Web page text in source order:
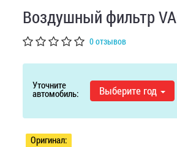
Воздушный фильтр
0 отзывов
Уточните
автомобиль: Выберите год
Оригинал: